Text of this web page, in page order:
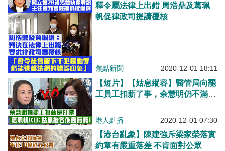
釋令屬法律上出錯 周浩鼎及葛珮
帆促律政司提請覆核
焦點新聞 2020-12-01 18:11
【短片】【姑息縱容】醫管局向罷
工員工扣薪了事，余慧明仍不滿指
護人員使命！輕輕放過罷工員工、
港人點播 2020-12-01 07:30
【港台亂象】陳建強斥梁家榮落實
約章有嚴重落差 不肯面對公眾